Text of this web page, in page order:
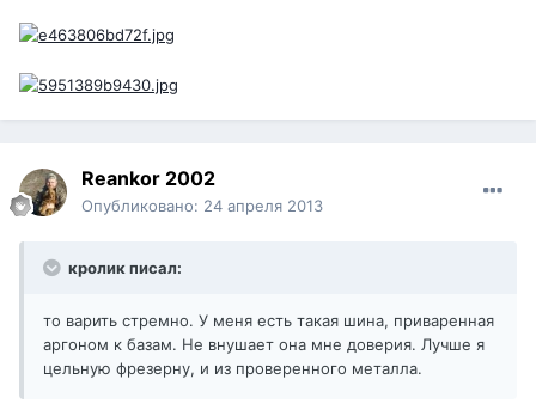
Reankor 2002
Опубликовано: 24 апреля 2013
кролик писал:
то варить стремно. У меня есть такая шина, приваренная
аргоном к базам. Не внушает она мне доверия. Лучше я
цельную фрезерну, и из проверенного металла.